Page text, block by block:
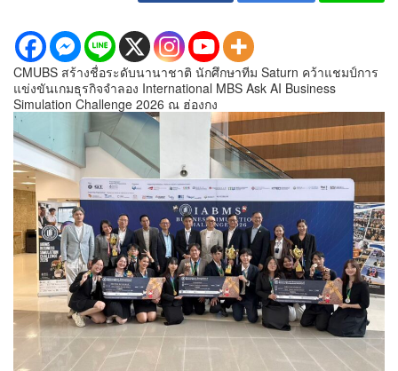
CMUBS สร้างชื่อระดับนานาชาติ นักศึกษาทีม Saturn คว้าแชมป์การ
แข่งขันเกมธุรกิจจำลอง International MBS Ask AI Business
Simulation Challenge 2026 ณ ฮ่องกง